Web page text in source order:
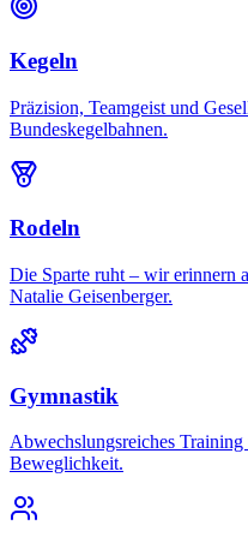
Kegeln
Präzision, Teamgeist und
Bundeskegelbahnen.
Rodeln
Die Sparte ruht – wir erinnern
Natalie Geisenberger.
Gymnastik
Abwechslungsreiches
Beweglichkeit.